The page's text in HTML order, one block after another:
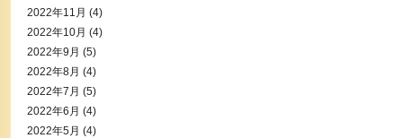
2022年11月 (4)
2022年10月 (4)
2022年9月 (5)
2022年8月 (4)
2022年7月 (5)
2022年6月 (4)
2022年5月 (4)